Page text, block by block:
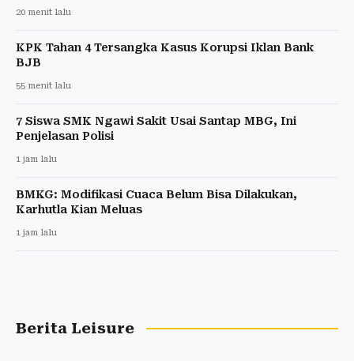
20 menit lalu
KPK Tahan 4 Tersangka Kasus Korupsi Iklan Bank
BJB
55 menit lalu
7 Siswa SMK Ngawi Sakit Usai Santap MBG, Ini
Penjelasan Polisi
1 jam lalu
BMKG: Modifikasi Cuaca Belum Bisa Dilakukan,
Karhutla Kian Meluas
1 jam lalu
Berita Leisure